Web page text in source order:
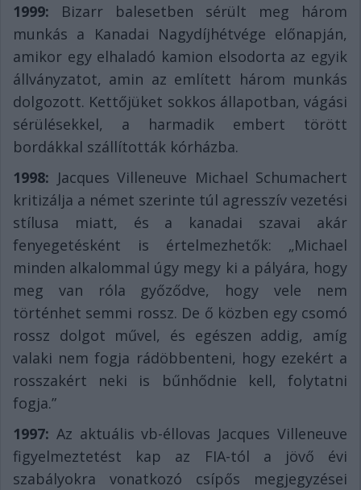
1999: Bizarr balesetben sérült meg három
munkás a Kanadai Nagydíjhétvége előnapján,
amikor egy elhaladó kamion elsodorta az egyik
állványzatot, amin az említett három munkás
dolgozott. Kettőjüket sokkos állapotban, vágási
sérülésekkel, a harmadik embert törött
bordákkal szállították kórházba.
1998: Jacques Villeneuve Michael Schumachert
kritizálja a német szerinte túl agresszív vezetési
stílusa miatt, és a kanadai szavai akár
fenyegetésként is értelmezhetők: „Michael
minden alkalommal úgy megy ki a pályára, hogy
meg van róla győződve, hogy vele nem
történhet semmi rossz. De ő közben egy csomó
rossz dolgot művel, és egészen addig, amíg
valaki nem fogja rádöbbenteni, hogy ezekért a
rosszakért neki is bűnhődnie kell, folytatni
fogja.”
1997: Az aktuális vb-éllovas Jacques Villeneuve
figyelmeztetést kap az FIA-tól a jövő évi
szabályokra vonatkozó csípős megjegyzései